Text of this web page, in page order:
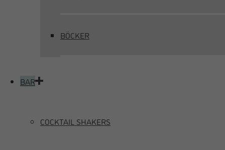
BÖCKER
BAR
COCKTAIL SHAKERS